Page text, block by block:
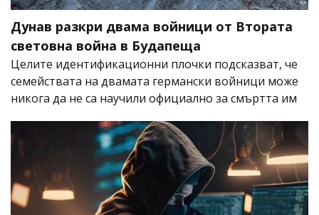
Дунав разкри двама войници от Втората
световна война в Будапеща
Целите идентификационни плочки подсказват, че
семействата на двамата германски войници може
никога да не са научили официално за смъртта им